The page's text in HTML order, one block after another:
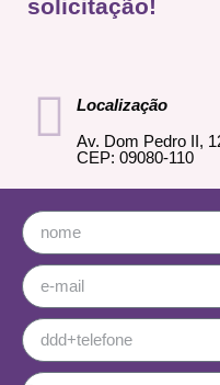
solicitação!
Localização
Av. Dom Pedro II,
CEP: 09080-110